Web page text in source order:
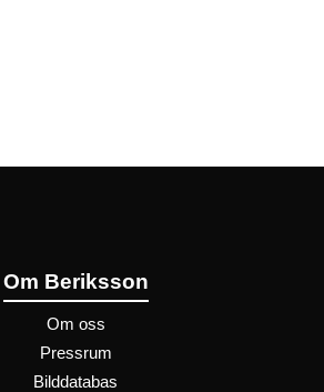
Om Beriksson
Om oss
Pressrum
Bilddatabas